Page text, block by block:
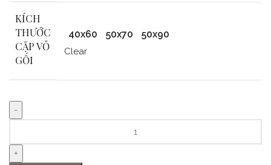
KÍCH
THƯỚC
CẶP VỎ
GỐI
40x60 50x70 50x90
Clear